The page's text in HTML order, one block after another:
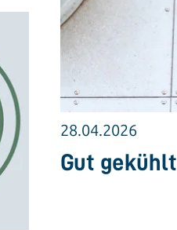
28.04.2026
Gut gekühlt